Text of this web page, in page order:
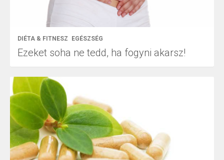
DIÉTA & FITNESZ EGÉSZSÉG
Ezeket soha ne tedd, ha fogyni akarsz!